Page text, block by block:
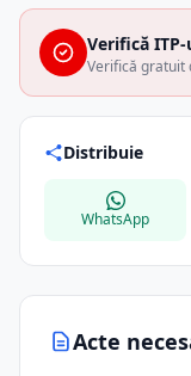
Acte
Verifică
Verifică gratuit
Distribuie
WhatsApp